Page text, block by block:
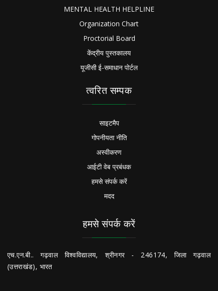
MENTAL HEALTH HELPLINE
Organization Chart
Proctorial Board
केंद्रीय पुस्तकालय
यूजीसी ई-समाधान पोर्टल
त्वरित सम्पक
साइटमैप
गोपनीयता नीति
अस्वीकरण
आईटी वेब प्रबंधक
हमसे संपर्क करें
मदद
हमसे संपर्क करें
एच.एन.बी.. गढ़वाल विश्वविद्यालय, श्रीनगर - 246174, जिला गढ़वाल
(उत्तराखंड), भारत